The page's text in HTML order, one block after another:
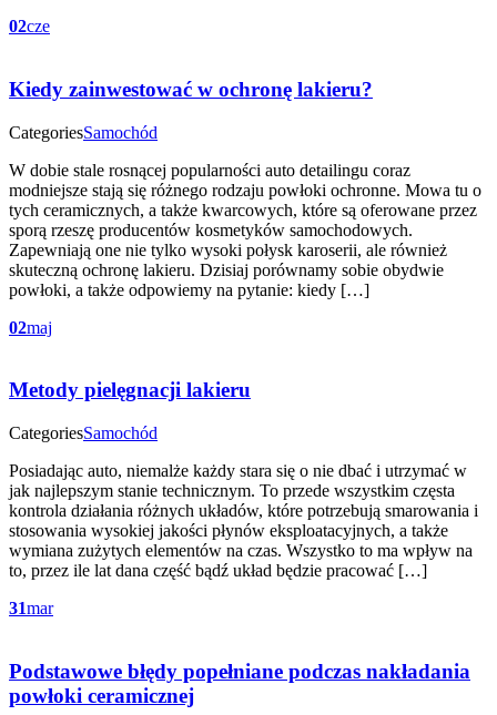
02cze
Kiedy zainwestować w ochronę lakieru?
CategoriesSamochód
W dobie stale rosnącej popularności auto detailingu coraz
modniejsze stają się różnego rodzaju powłoki ochronne. Mowa tu o
tych ceramicznych, a także kwarcowych, które są oferowane przez
sporą rzeszę producentów kosmetyków samochodowych.
Zapewniają one nie tylko wysoki połysk karoserii, ale również
skuteczną ochronę lakieru. Dzisiaj porównamy sobie obydwie
powłoki, a także odpowiemy na pytanie: kiedy […]
02maj
Metody pielęgnacji lakieru
CategoriesSamochód
Posiadając auto, niemalże każdy stara się o nie dbać i utrzymać w
jak najlepszym stanie technicznym. To przede wszystkim częsta
kontrola działania różnych układów, które potrzebują smarowania i
stosowania wysokiej jakości płynów eksploatacyjnych, a także
wymiana zużytych elementów na czas. Wszystko to ma wpływ na
to, przez ile lat dana część bądź układ będzie pracować […]
31mar
Podstawowe błędy popełniane podczas nakładania
powłoki ceramicznej